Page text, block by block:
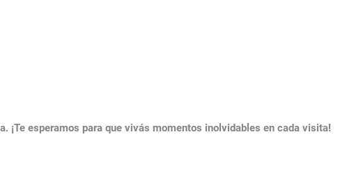
¡Te esperamos para que vivás momentos inolvidables en cada visita!